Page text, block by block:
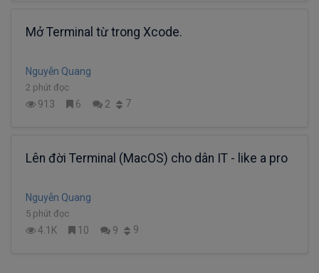
Mở Terminal từ trong Xcode.
Nguyễn Quang
2 phút đọc
913 6 2 7
Lên đời Terminal (MacOS) cho dân IT - like a pro
Nguyễn Quang
5 phút đọc
4.1K 10 9 9